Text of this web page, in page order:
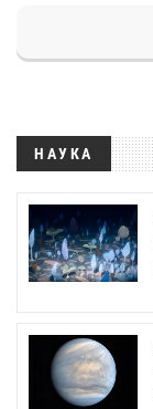
НАУКА